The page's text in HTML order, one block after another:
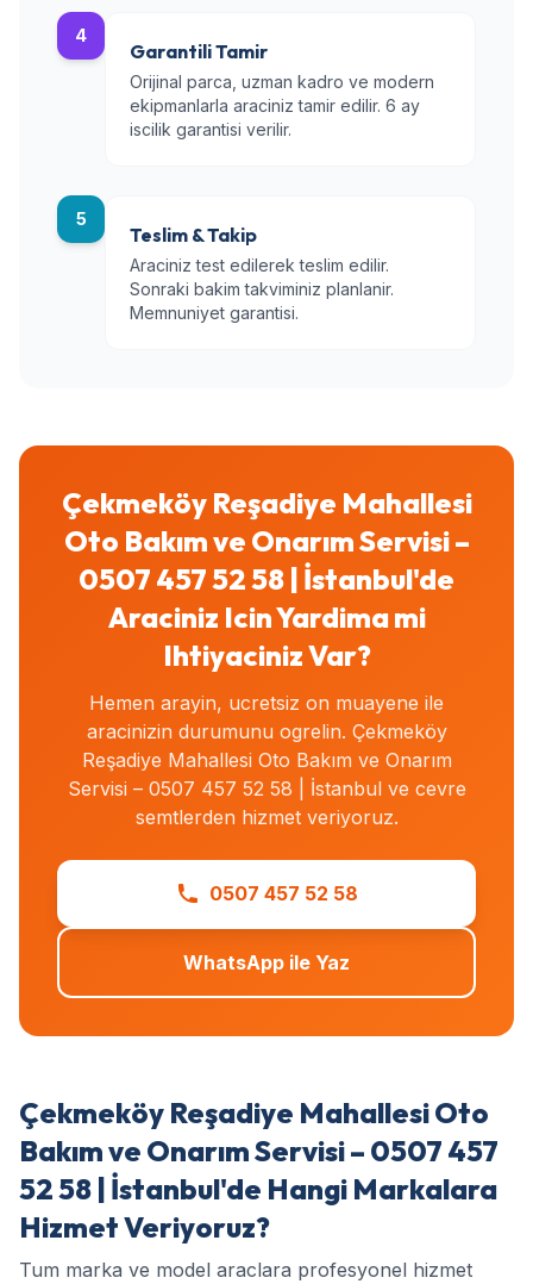
4
Garantili Tamir
Orijinal parca, uzman kadro ve modern
ekipmanlarla araciniz tamir edilir. 6 ay
iscilik garantisi verilir.
5
Teslim & Takip
Araciniz test edilerek teslim edilir.
Sonraki bakim takviminiz planlanir.
Memnuniyet garantisi.
Çekmeköy Reşadiye Mahallesi
Oto Bakım ve Onarım Servisi –
0507 457 52 58 | İstanbul'de
Araciniz Icin Yardima mi
Ihtiyaciniz Var?
Hemen arayin, ucretsiz on muayene ile
aracinizin durumunu ogrelin. Çekmeköy
Reşadiye Mahallesi Oto Bakım ve Onarım
Servisi – 0507 457 52 58 | İstanbul ve cevre
semtlerden hizmet veriyoruz.
0507 457 52 58
WhatsApp ile Yaz
Çekmeköy Reşadiye Mahallesi Oto
Bakım ve Onarım Servisi – 0507 457
52 58 | İstanbul'de Hangi Markalara
Hizmet Veriyoruz?
Tum marka ve model araclara profesyonel hizmet